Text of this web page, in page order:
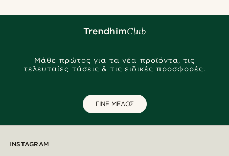
Μάθε πρώτος για τα νέα προϊόντα, τις
τελευταίες τάσεις & τις ειδικές προσφορές.
ΓΙΝΕ ΜΕΛΟΣ
INSTAGRAM